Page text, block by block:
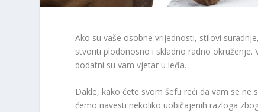
Ako su vaše osobne vrijednosti, stilovi
stvoriti plodonosno i skladno radno okruženje.
dodatni su vam vjetar u leđa.
Dakle, kako ćete svom šefu reći da vam se ne
ćemo navesti nekoliko uobičajenih razloga